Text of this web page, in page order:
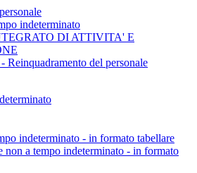
indeterminato
DI ATTIVITA' E
Reinquadramento del personale
indeterminato - in formato tabellare
non a tempo indeterminato - in formato